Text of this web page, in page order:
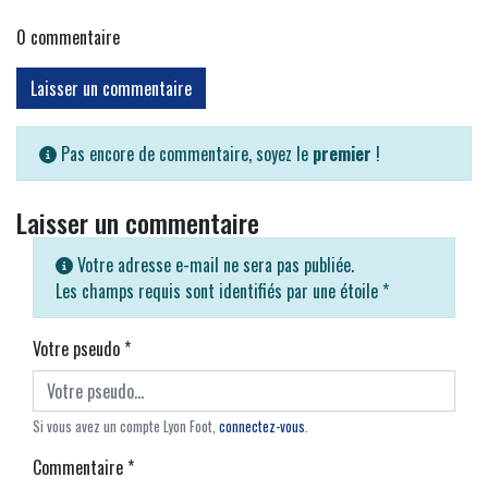
0 commentaire
Laisser un commentaire
Pas encore de commentaire, soyez le premier !
Laisser un commentaire
Votre adresse e-mail ne sera pas publiée.
Les champs requis sont identifiés par une étoile *
Votre pseudo*
Si vous avez un compte Lyon Foot, connectez-vous.
Commentaire*